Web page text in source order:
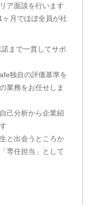
ア面談を行います
月でほぼ全員が社
まで一貫してサポ
独自の評価基準を
業務をお任せしま
己分析から企業紹
と出会うところか
専任担当」として